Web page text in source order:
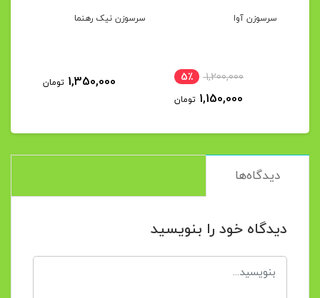
سرسوزن آوا
1,200,000 5٪
1,150,000 تومان
سرسوزن نیک رهنما
1,350,000 تومان
دیدگاه‌ها
دیدگاه خود را بنویسید